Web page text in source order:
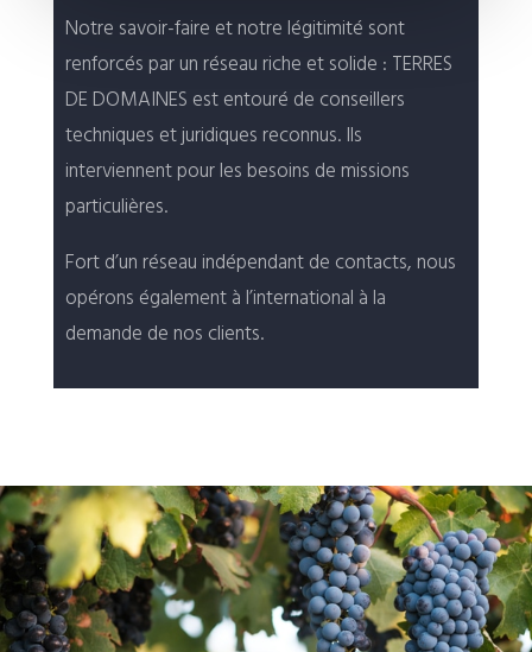
Notre savoir-faire et notre légitimité sont
renforcés par un réseau riche et solide : TERRES
DE DOMAINES est entouré de conseillers
techniques et juridiques reconnus. Ils
interviennent pour les besoins de missions
particulières.
Fort d’un réseau indépendant de contacts, nous
opérons également à l’international à la
demande de nos clients.